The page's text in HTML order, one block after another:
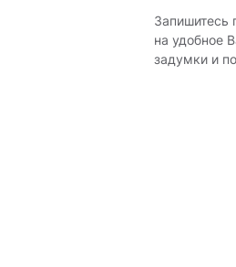
Запишитесь
на удобное
задумки и